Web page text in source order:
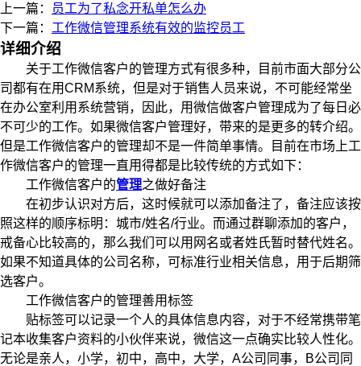
上一篇：
员工为了私念开私单怎么办
下一篇： 工作微信管理​系统有效的监控员工
详细介绍
关于工作微信客户的管理方式有很多种，目前市面大部分公
司都有在用CRM系统，但是对于销售人员来说，不可能经常坐
在办公室利用系统营销，因此，用微信做客户管理成为了每日必
不可少的工作。如果微信客户管理好，带来的是更多的转介绍。
但是工作微信客户的管理却不是一件简单事情。目前在市场上工
作微信客户的管理一直用得都是比较传统的方式如下：
工作微信客户的管理之做好备注
在初步认识对方后，这时候就可以添加备注了，备注应该按
照这样的顺序标明：城市/姓名/行业。而通过群聊添加的客户，
戒备心比较高的，那么我们可以用网名或者姓氏暂时替代姓名。
如果不知道具体的公司名称，可标准行业相关信息，用于后期筛
选客户。
工作微信客户的管理善用标签
贴标签可以记录一个人的具体信息内容，对于不经常携带笔
记本收集客户资料的小伙伴来说，微信这一点确实比较人性化。
无论是亲人，小学，初中，高中，大学，A公司同事，B公司同